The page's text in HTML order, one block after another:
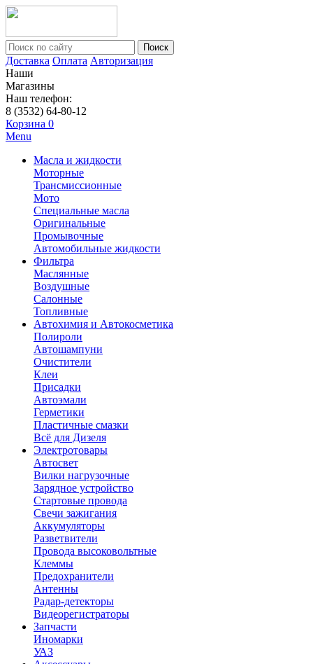
Поиск
Доставка Оплата Авторизация
Наши
Магазины
Наш телефон:
8 (3532) 64-80-12
Корзина 0
Menu
Масла и жидкости
Моторные
Трансмиссионные
Мото
Специальные масла
Оригинальные
Промывочные
Автомобильные жидкости
Фильтра
Маслянные
Воздушные
Салонные
Топливные
Автохимия и Автокосметика
Полироли
Автошампуни
Очистители
Клеи
Присадки
Автоэмали
Герметики
Пластичные смазки
Всё для Дизеля
Электротовары
Автосвет
Вилки нагрузочные
Зарядное устройство
Стартовые провода
Свечи зажигания
Аккумуляторы
Разветвители
Провода высоковольтные
Клеммы
Предохранители
Антенны
Радар-детекторы
Видеорегистраторы
Запчасти
Иномарки
УАЗ